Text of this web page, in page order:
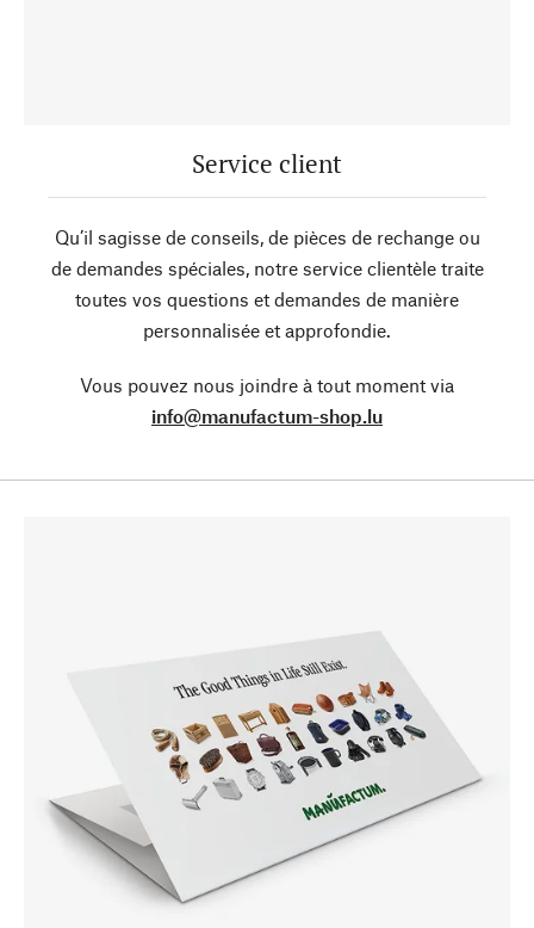
Service client
Qu’il sagisse de conseils, de pièces de rechange ou
de demandes spéciales, notre service clientèle traite
toutes vos questions et demandes de manière
personnalisée et approfondie.
Vous pouvez nous joindre à tout moment via
info@manufactum-shop.lu